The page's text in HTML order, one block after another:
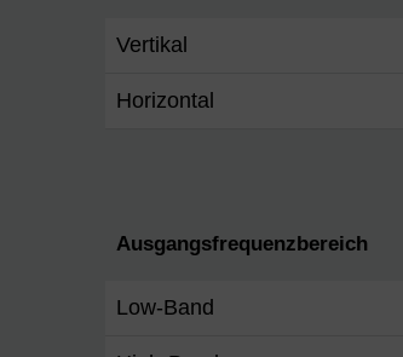
Vertikal
Horizontal
Ausgangsfrequenzbereich
Low-Band